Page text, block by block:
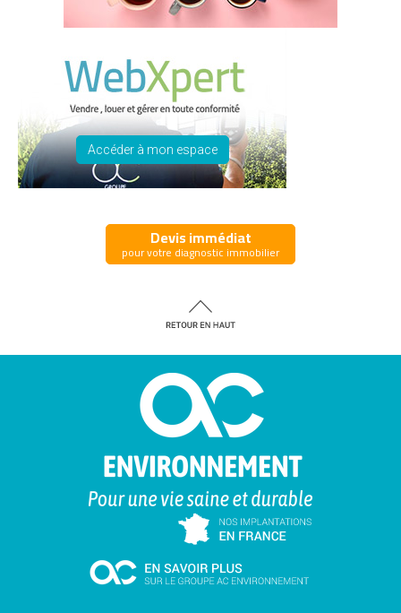
Accéder à mon espace
Devis immédiat
pour votre diagnostic immobilier